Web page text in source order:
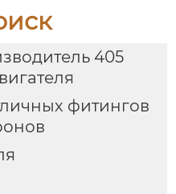
405
фитингов